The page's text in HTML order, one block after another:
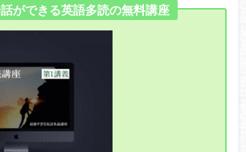
ができる英語多読の無料講座